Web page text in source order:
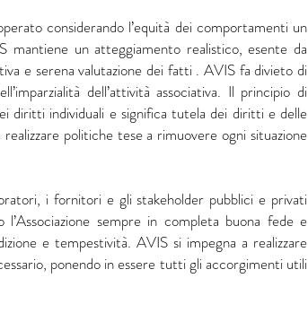
considerando l’equità dei comportamenti un
mantiene un atteggiamento realistico, esente da
e serena valutazione dei fatti . AVIS fa divieto di
dell’attività associativa. Il principio di
diritti individuali e significa tutela dei diritti e delle
politiche tese a rimuovere ogni situazione
i fornitori e gli stakeholder pubblici e privati
sempre in completa buona fede e
e tempestività. AVIS si impegna a realizzare
ponendo in essere tutti gli accorgimenti utili